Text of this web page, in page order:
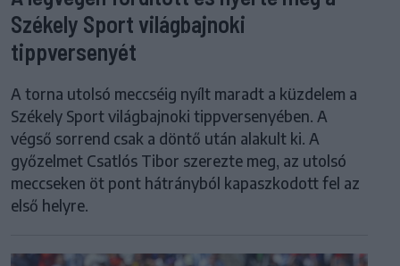
Székely Sport világbajnoki
tippversenyét
A torna utolsó meccséig nyílt maradt a küzdelem a
Székely Sport világbajnoki tippversenyében. A
végső sorrend csak a döntő után alakult ki. A
győzelmet Csatlós Tibor szerezte meg, az utolsó
meccseken öt pont hátrányból kapaszkodott fel az
első helyre.